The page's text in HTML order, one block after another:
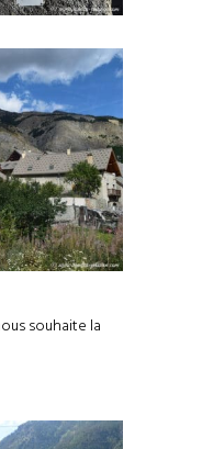
souhaite la